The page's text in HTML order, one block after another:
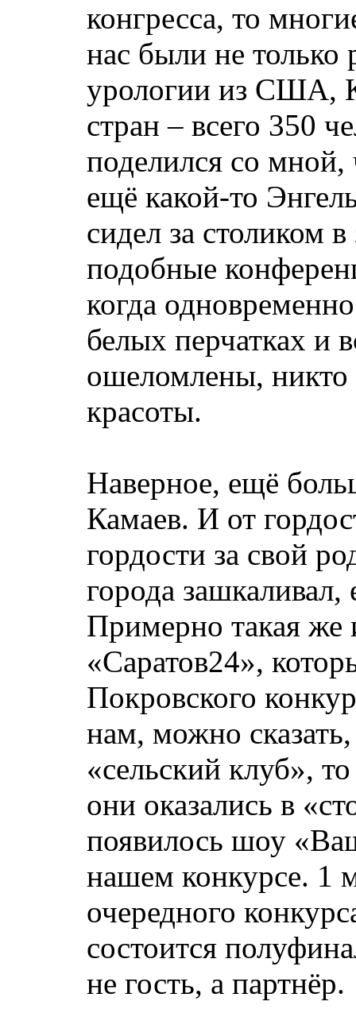
конгресса, то
нас были не только
урологии из США,
стран – всего 350
поделился со мной,
ещё какой-то
сидел за столиком
подобные
когда
белых перчатках и
ошеломлены, никто
красоты.
Наверное, ещё
Камаев. И от
гордости за свой
города
Примерно такая же
«Саратов24»,
Покровского
нам, можно
«сельский клуб»,
они оказались в
появилось шоу
нашем конкурсе. 1
очередного
состоится
не гость, а партнёр.